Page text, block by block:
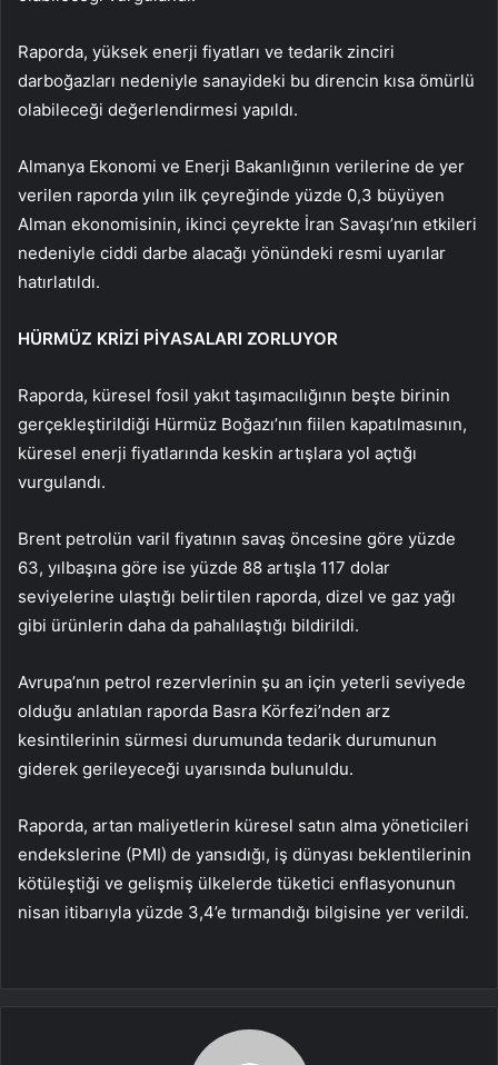
Raporda, yüksek enerji fiyatları ve tedarik zinciri
darboğazları nedeniyle sanayideki bu direncin kısa ömürlü
olabileceği değerlendirmesi yapıldı.
Almanya Ekonomi ve Enerji Bakanlığının verilerine de yer
verilen raporda yılın ilk çeyreğinde yüzde 0,3 büyüyen
Alman ekonomisinin, ikinci çeyrekte İran Savaşı’nın etkileri
nedeniyle ciddi darbe alacağı yönündeki resmi uyarılar
hatırlatıldı.
HÜRMÜZ KRİZİ PİYASALARI ZORLUYOR
Raporda, küresel fosil yakıt taşımacılığının beşte birinin
gerçekleştirildiği Hürmüz Boğazı’nın fiilen kapatılmasının,
küresel enerji fiyatlarında keskin artışlara yol açtığı
vurgulandı.
Brent petrolün varil fiyatının savaş öncesine göre yüzde
63, yılbaşına göre ise yüzde 88 artışla 117 dolar
seviyelerine ulaştığı belirtilen raporda, dizel ve gaz yağı
gibi ürünlerin daha da pahalılaştığı bildirildi.
Avrupa’nın petrol rezervlerinin şu an için yeterli seviyede
olduğu anlatılan raporda Basra Körfezi’nden arz
kesintilerinin sürmesi durumunda tedarik durumunun
giderek gerileyeceği uyarısında bulunuldu.
Raporda, artan maliyetlerin küresel satın alma yöneticileri
endekslerine (PMI) de yansıdığı, iş dünyası beklentilerinin
kötüleştiği ve gelişmiş ülkelerde tüketici enflasyonunun
nisan itibarıyla yüzde 3,4’e tırmandığı bilgisine yer verildi.